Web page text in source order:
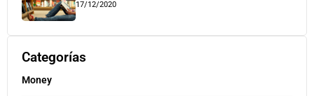
17/12/2020
Categorías
Money